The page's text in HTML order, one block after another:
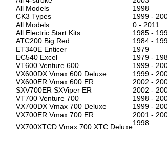
All Models
1998
CK3 Types
1999 -
All Models
0 - 2011
All Electric Start Kits
1985 -
ATC200 Big Red
1984 -
ET340E Enticer
1979
EC540 Excel
1979 -
VT600 Venture 600
1999 -
VX600DX Vmax 600 Deluxe
1999 -
VX600ER Vmax 600 ER
2002 -
SXV700ER SXViper ER
2002 -
VT700 Venture 700
1998 -
VX700DX Vmax 700 Deluxe
1999 -
VX700ER Vmax 700 ER
2001 -
VX700XTCD Vmax 700 XTC Deluxe1998